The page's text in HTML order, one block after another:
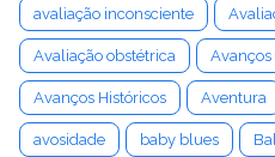
avaliação inconsciente
Avaliação obstétrica Avanços
Avanços Históricos Aventura
avosidade baby blues